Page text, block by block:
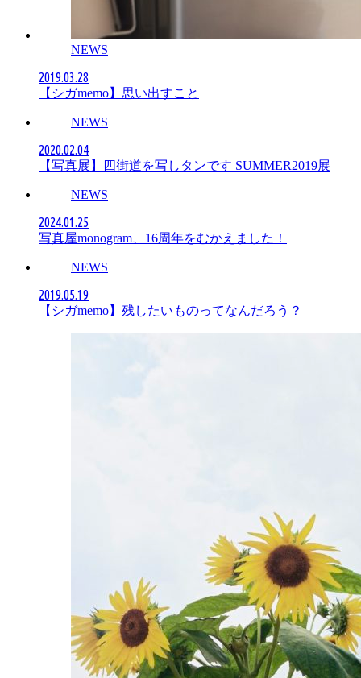
NEWS
2019.03.28
【シガmemo】思い出すこと
NEWS
2020.02.04
【写真展】四街道を写しタンです SUMMER2019展
NEWS
2024.01.25
写真屋monogram、16周年をむかえました！
NEWS
2019.05.19
【シガmemo】残したいものってなんだろう？